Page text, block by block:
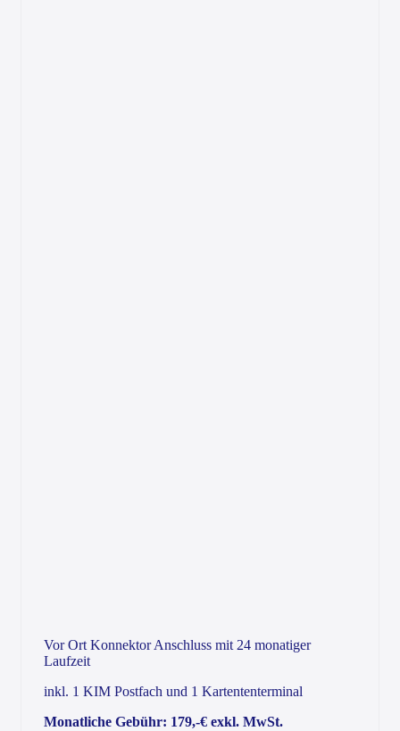
Vor Ort Konnektor Anschluss mit 24 monatiger
Laufzeit
inkl. 1 KIM Postfach und 1 Kartententerminal
Monatliche Gebühr: 179,-€ exkl. MwSt.